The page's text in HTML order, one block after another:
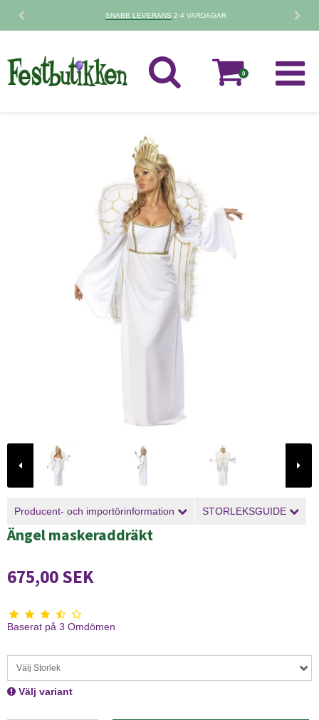
2-4 VARDAGAR
0
Producent- och importörinformation STORLEKSGUIDE
Ängel maskeraddräkt
675,00 SEK
Baserat på 3 Omdömen
Välj Storlek
Välj variant